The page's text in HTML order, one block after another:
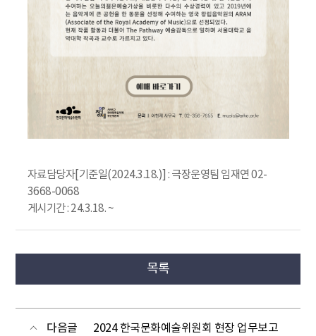
자료담당자[기준일(2024.3.18.)] : 극장운영팀 임재연 02-
3668-0068
게시기간 : 24.3.18. ~
목록
다음글 2024 한국문화예술위원회 현장 업무보고